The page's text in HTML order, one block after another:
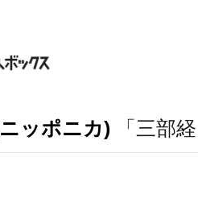
ッポニカ) 「三部